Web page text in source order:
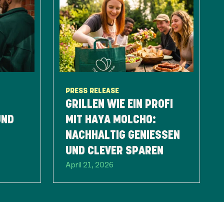
PRESS RELEASE
GRILLEN WIE EIN PROFI
MIT HAYA MOLCHO:
NACHHALTIG GENIESSEN U
ND CLEVER SPAREN
April 21, 2026